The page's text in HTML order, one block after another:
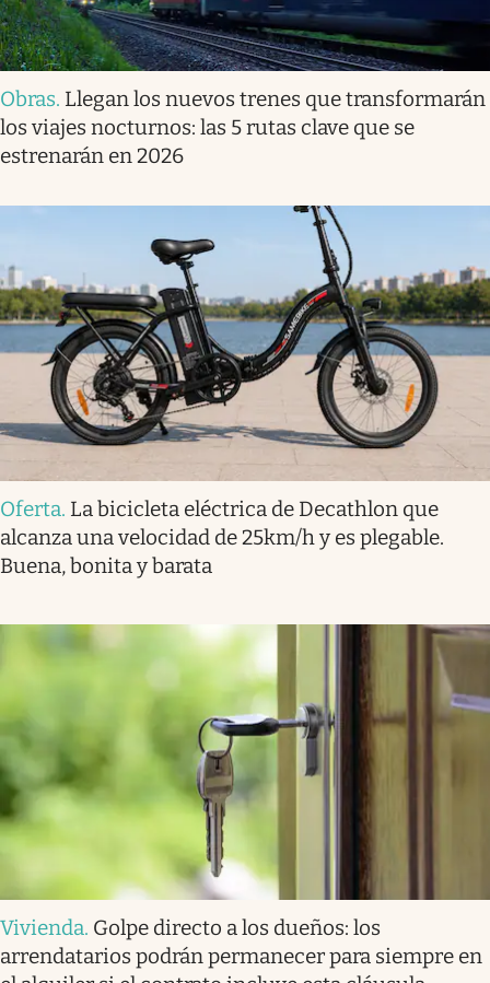
Obras. Llegan los nuevos trenes que transformarán
los viajes nocturnos: las 5 rutas clave que se
estrenarán en 2026
Oferta. La bicicleta eléctrica de Decathlon que
alcanza una velocidad de 25km/h y es plegable.
Buena, bonita y barata
Vivienda. Golpe directo a los dueños: los
arrendatarios podrán permanecer para siempre en